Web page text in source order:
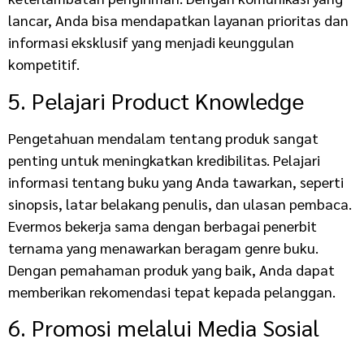
lancar, Anda bisa mendapatkan layanan prioritas dan
informasi eksklusif yang menjadi keunggulan
kompetitif.
5. Pelajari Product Knowledge
Pengetahuan mendalam tentang produk sangat
penting untuk meningkatkan kredibilitas. Pelajari
informasi tentang buku yang Anda tawarkan, seperti
sinopsis, latar belakang penulis, dan ulasan pembaca.
Evermos bekerja sama dengan berbagai penerbit
ternama yang menawarkan beragam genre buku.
Dengan pemahaman produk yang baik, Anda dapat
memberikan rekomendasi tepat kepada pelanggan.
6. Promosi melalui Media Sosial